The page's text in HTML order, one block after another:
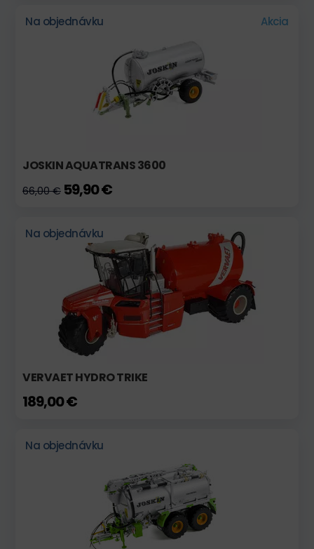
Na objednávku Akcia
JOSKIN AQUATRANS 3600
66,00 € 59,90 €
Na objednávku
VERVAET HYDRO TRIKE
189,00 €
Na objednávku